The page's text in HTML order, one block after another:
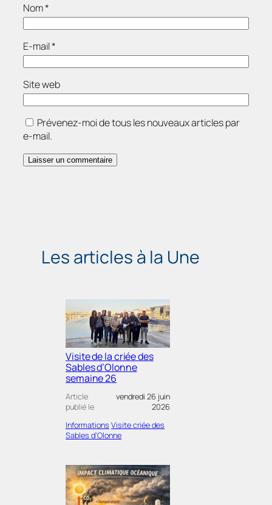
Nom*
E-mail*
Site web
Prévenez-moi de tous les nouveaux articles par
e-mail.
Les articles à la Une
Visite de la criée des
Sables d’Olonne
semaine 26
Article
publié le
vendredi 26 juin
2026
Informations Visite criée des
Sables d’Olonne